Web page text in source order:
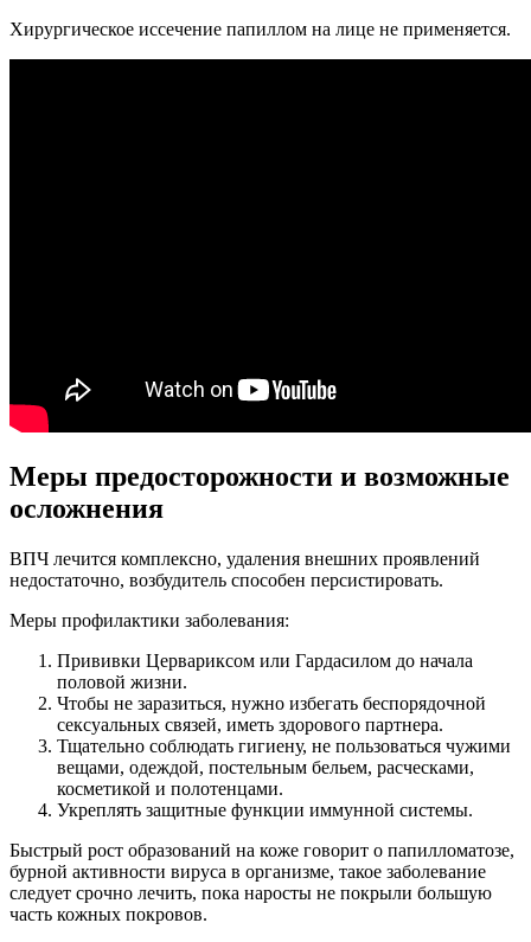
Хирургическое иссечение папиллом на лице не применяется.
Меры предосторожности и возможные
осложнения
ВПЧ лечится комплексно, удаления внешних проявлений
недостаточно, возбудитель способен персистировать.
Меры профилактики заболевания:
Прививки Цервариксом или Гардасилом до начала
половой жизни.
Чтобы не заразиться, нужно избегать беспорядочной
сексуальных связей, иметь здорового партнера.
Тщательно соблюдать гигиену, не пользоваться чужими
вещами, одеждой, постельным бельем, расческами,
косметикой и полотенцами.
Укреплять защитные функции иммунной системы.
Быстрый рост образований на коже говорит о папилломатозе,
бурной активности вируса в организме, такое заболевание
следует срочно лечить, пока наросты не покрыли большую
часть кожных покровов.